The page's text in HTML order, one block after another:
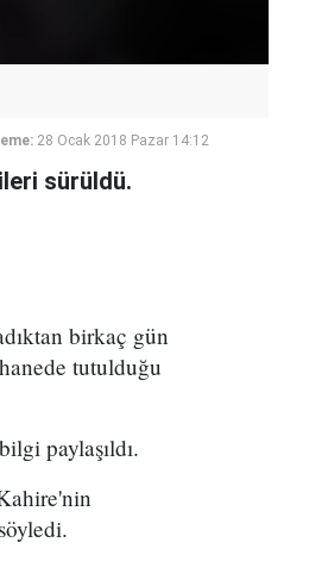
28 Ocak 2018 Pazar 14:12
sürüldü.
birkaç gün
tutulduğu
paylaşıldı.